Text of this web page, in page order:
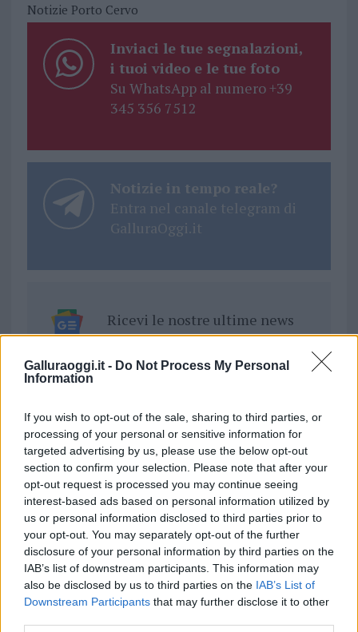
Galluraoggi.it - Do Not Process My Personal
Information
If you wish to opt-out of the sale, sharing to third parties, or
processing of your personal or sensitive information for
targeted advertising by us, please use the below opt-out
section to confirm your selection. Please note that after your
opt-out request is processed you may continue seeing
interest-based ads based on personal information utilized by
us or personal information disclosed to third parties prior to
your opt-out. You may separately opt-out of the further
disclosure of your personal information by third parties on the
IAB’s list of downstream participants. This information may
also be disclosed by us to third parties on the IAB’s List of
Downstream Participants that may further disclose it to other
Notizie Porto Cervo
Inviaci le tue segnalazioni,
i tuoi video e le tue foto
Su WhatsApp al numero +39
345 356 7512
Notizie in tempo reale?
Entra nel canale telegram di
GalluraOggi.it
Ricevi le nostre ultime news
daGoogle News
Condividi l'articolo
F
a
ce
b
o
o
k
T
w
it
te
r
Pi
n
te
re
st
W
h
at
s
A
p
p
S
h
a
re
Articolo precedente
Prossimo articolo
NOTIZIE RECENTI